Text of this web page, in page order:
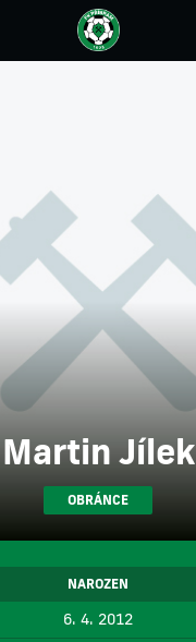
Martin Jílek
OBRÁNCE
NAROZEN
6. 4. 2012